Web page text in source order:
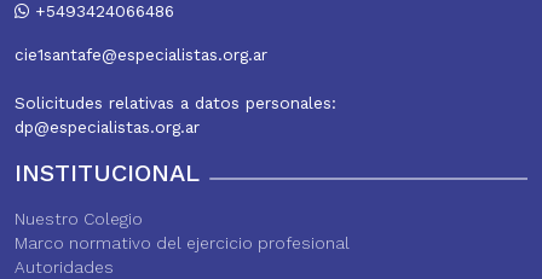
+5493424066486
cie1santafe@especialistas.org.ar
Solicitudes relativas a datos personales:
dp@especialistas.org.ar
INSTITUCIONAL
Nuestro Colegio
Marco normativo del ejercicio profesional
Autoridades